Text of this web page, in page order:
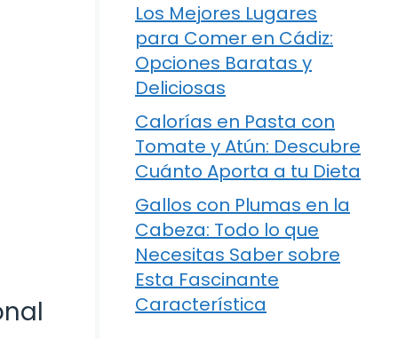
Los Mejores Lugares
para Comer en Cádiz:
Opciones Baratas y
Deliciosas
Calorías en Pasta con
Tomate y Atún: Descubre
Cuánto Aporta a tu Dieta
Gallos con Plumas en la
Cabeza: Todo lo que
Necesitas Saber sobre
Esta Fascinante
Característica